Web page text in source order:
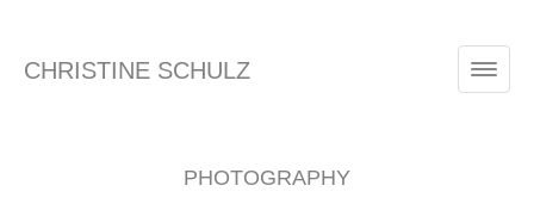
CHRISTINE SCHULZ
PHOTOGRAPHY